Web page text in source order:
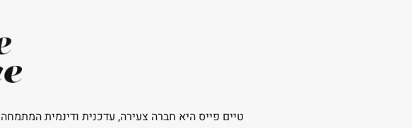
טיים פייס היא חברה צעירה, עדכנית ודינמית